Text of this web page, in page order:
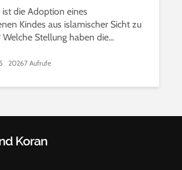
ist die Adoption eines
Kindes aus islamischer Sicht zu
Welche Stellung haben die...
20267 Aufrufe